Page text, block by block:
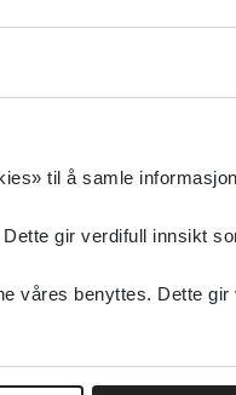
til å samle
gir verdifull innsikt
våres benyttes. Dette
og forskrift
Øst